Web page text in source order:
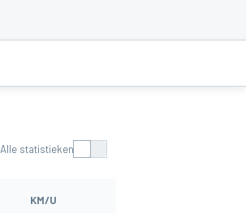
Alle statistieken
KM/U